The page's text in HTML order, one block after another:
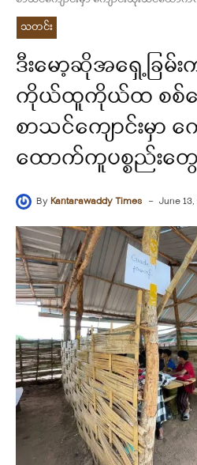
သတင်း
ဒီးမော့ဆိုအရှေ့ခြမ်
ကိုယ်ထူကိုယ်ထ စစ်ရှ
စာသင်ကျောင်းမှာ
ထောက်ကူပစ္စည်း
ByKantarawaddy Times - June